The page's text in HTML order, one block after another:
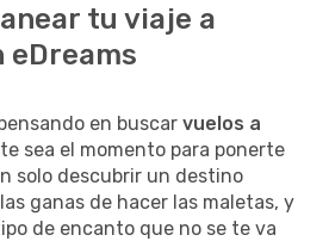
tu viaje a
eDreams
en buscar vuelos a
sea el momento para ponerte
solo descubrir un destino
ganas de hacer las maletas, y
de encanto que no se te va